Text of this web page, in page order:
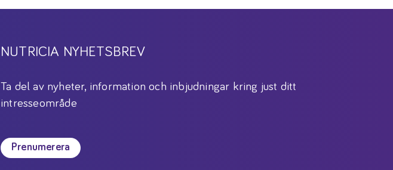
NUTRICIA NYHETSBREV
Ta del av nyheter, information och inbjudningar kring just ditt
intresseområde
Prenumerera